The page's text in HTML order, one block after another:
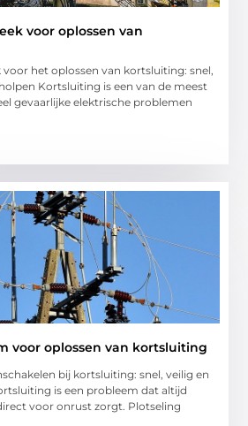
voor oplossen van
voor het oplossen van kortsluiting: snel,
Kortsluiting is een van de meest
gevaarlijke elektrische problemen
voor oplossen van kortsluiting
bij kortsluiting: snel, veilig en
is een probleem dat altijd
voor onrust zorgt. Plotseling